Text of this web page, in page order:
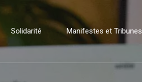
Solidarité Manifestes et Tribunes